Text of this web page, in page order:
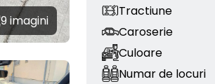
9 imagini
Tractiune
Caroserie
Culoare
Numar de locuri